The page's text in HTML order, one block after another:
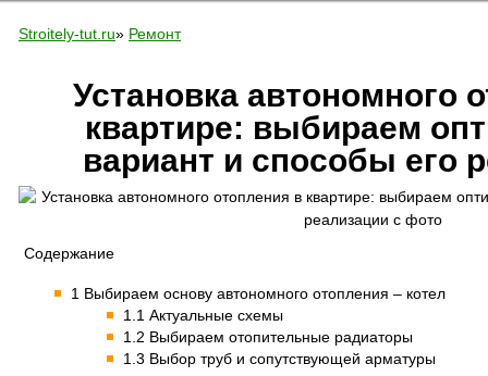
Stroitely-tut.ru» Ремонт
Установка автономного
квартире: выбираем
вариант и способы его
Содержание
1 Выбираем основу автономного отопления – котел
1.1 Актуальные схемы
1.2 Выбираем отопительные радиаторы
1.3 Выбор труб и сопутствующей арматуры